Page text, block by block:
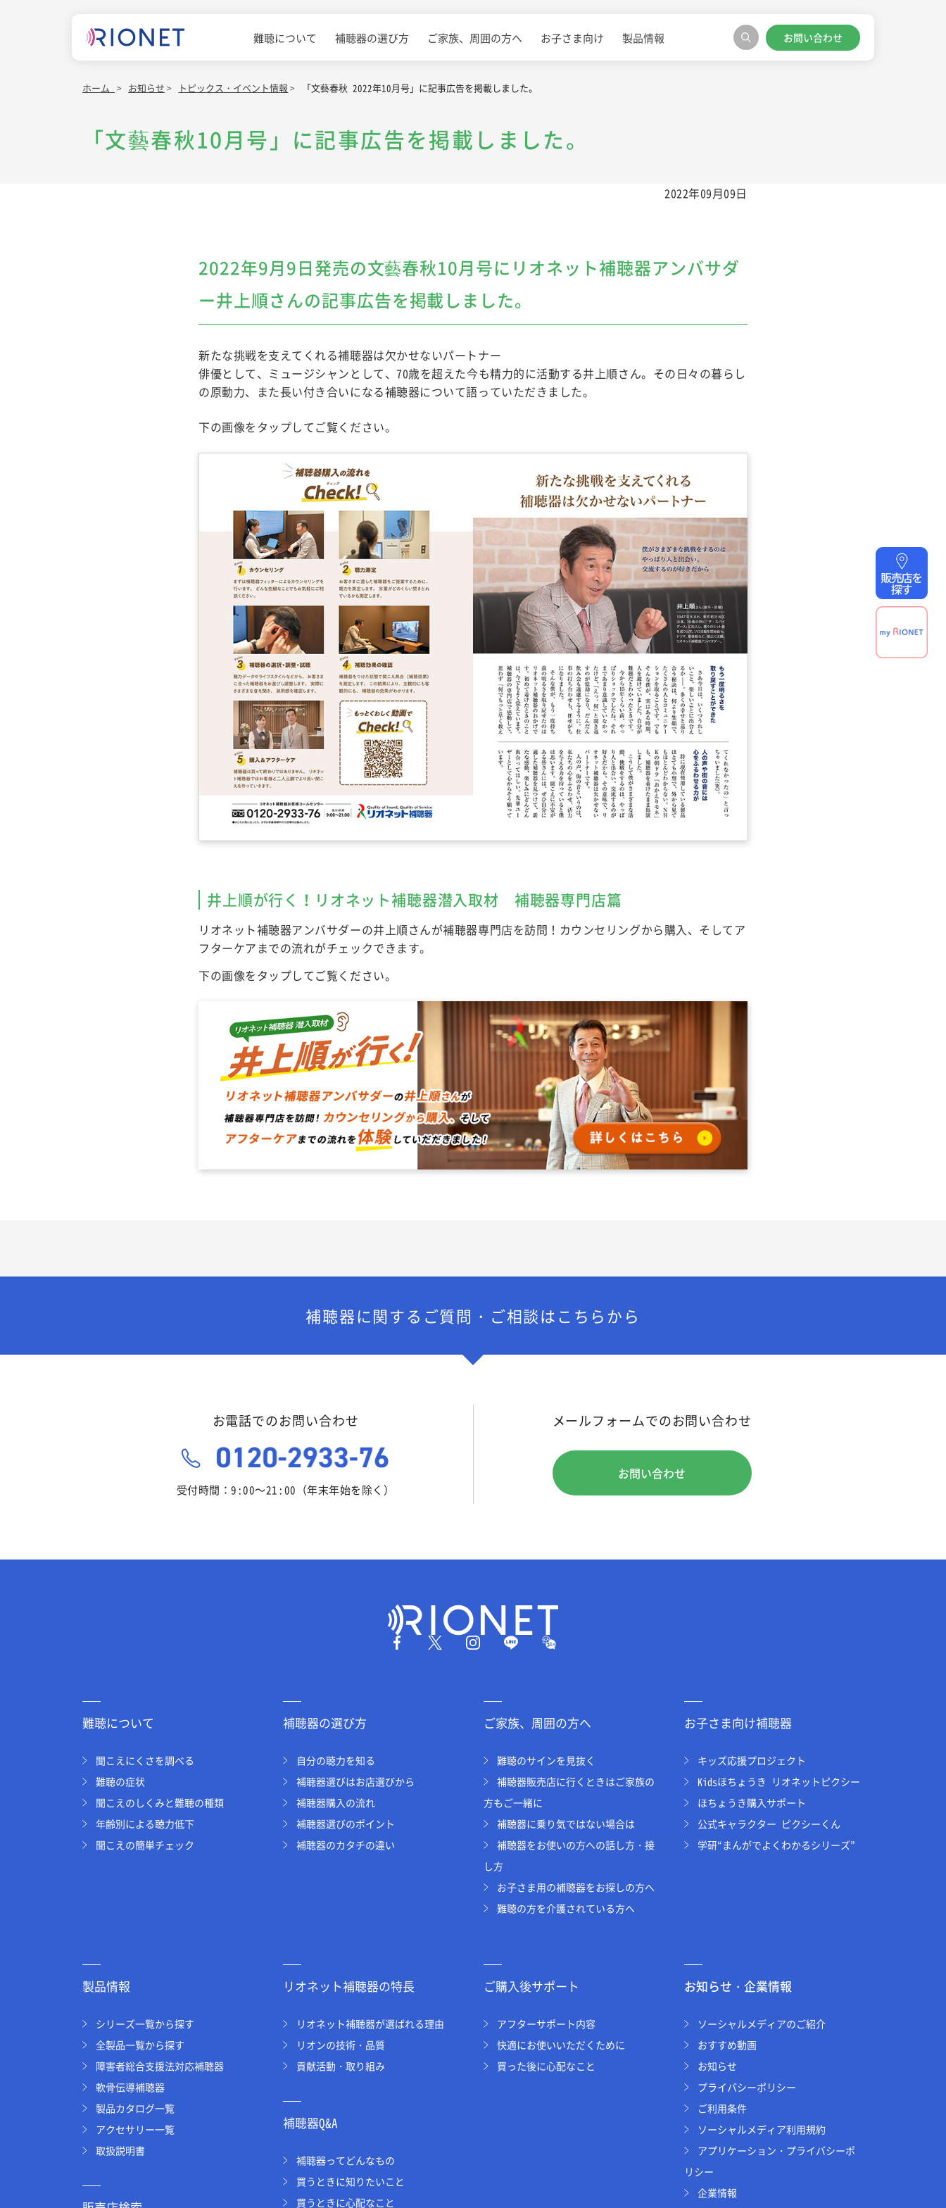
難聴について 補聴器の選び方 ご家族、周囲の方へ お子さま向け 製品情報 お問い合わせ
ホーム お知らせ トピックス・イベント情報 「文藝春秋 2022年10月号」に記事広告を掲載しました。
「文藝春秋10月号」に記事広告を掲載しました。
2022年09月09日
2022年9月9日発売の文藝春秋10月号にリオネット補聴器アンバサダ
ー井上順さんの記事広告を掲載しました。
新たな挑戦を支えてくれる補聴器は欠かせないパートナー
俳優として、ミュージシャンとして、70歳を超えた今も精力的に活動する井上順さん。その日々の暮らし
の原動力、また長い付き合いになる補聴器について語っていただきました。
下の画像をタップしてご覧ください。
井上順が行く！リオネット補聴器潜入取材 補聴器専門店篇
リオネット補聴器アンバサダーの井上順さんが補聴器専門店を訪問！カウンセリングから購入、そしてア
フターケアまでの流れがチェックできます。
下の画像をタップしてご覧ください。
補聴器に関する ご質問・ご相談はこちらから
お電話でのお問い合わせ
受付時間：9:00～21:00（年末年始を除く）
メールフォームでのお問い合わせ
お問い合わせ
難聴について
聞こえにくさを調べる
難聴の症状
聞こえのしくみと難聴の種類
年齢別による聴力低下
聞こえの簡単チェック
補聴器の選び方
自分の聴力を知る
補聴器選びはお店選びから
補聴器購入の流れ
補聴器選びのポイント
補聴器のカタチの違い
ご家族、周囲の方へ
難聴のサインを見抜く
補聴器販売店に行くときはご家族の
方もご一緒に
補聴器に乗り気ではない場合は
補聴器をお使いの方への話し方・接
し方
お子さま用の補聴器をお探しの方へ
難聴の方を介護されている方へ
お子さま向け補聴器
キッズ応援プロジェクト
Kidsほちょうき リオネットピクシー
ほちょうき購入サポート
公式キャラクター ピクシーくん
学研“まんがでよくわかるシリーズ”
製品情報
シリーズ一覧から探す
全製品一覧から探す
障害者総合支援法対応補聴器
軟骨伝導補聴器
製品カタログ一覧
アクセサリー一覧
取扱説明書
リオネット補聴器の特長
リオネット補聴器が選ばれる理由
リオンの技術・品質
貢献活動・取り組み
補聴器Q&A
補聴器ってどんなもの
買うときに知りたいこと
買うときに心配なこと
ご購入後サポート
アフターサポート内容
快適にお使いいただくために
買った後に心配なこと
お知らせ・企業情報
ソーシャルメディアのご紹介
おすすめ動画
お知らせ
プライバシーポリシー
ご利用条件
ソーシャルメディア利用規約
アプリケーション・プライバシーポ
リシー
企業情報